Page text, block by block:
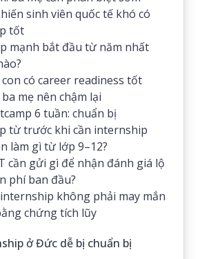
sinh viên quốc tế khó có
tốt
mạnh bắt đầu từ năm nhất
có career readiness tốt
mẹ nên chậm lại
6 tuần: chuẩn bị
từ trước khi cần internship
làm gì từ lớp 9–12?
cần gửi gì để nhận đánh giá lộ
phí ban đầu?
không phải may mắn
chứng tích lũy
ở Đức dễ bị chuẩn bị